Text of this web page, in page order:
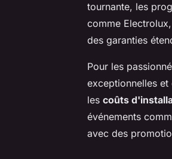
tournante, les
comme
des garanties
Pour les
exceptionnelles
les coûts
événements
avec des